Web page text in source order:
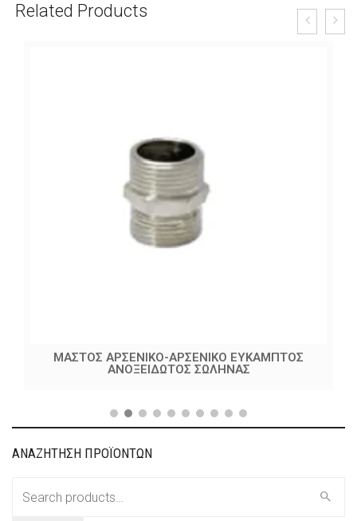
Related Products
ΜΑΣΤΟΣ ΑΡΣΕΝΙΚΟ-ΑΡΣΕΝΙΚΟ ΕΥΚΑΜΠΤΟΣ
ΑΝΟΞΕΙΔΩΤΟΣ ΣΩΛΗΝΑΣ
ΑΝΑΖΗΤΗΣΗ ΠΡΟΪΟΝΤΩΝ